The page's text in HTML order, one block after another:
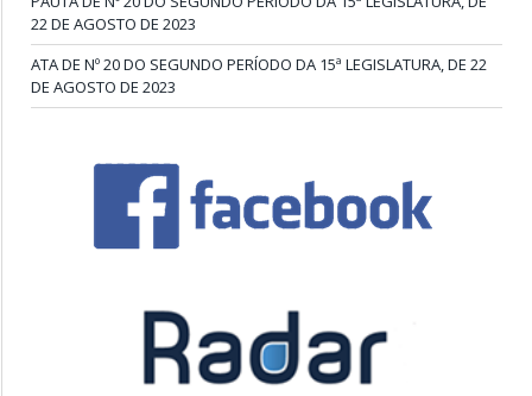
22 DE AGOSTO DE 2023
ATA DE Nº 20 DO SEGUNDO PERÍODO DA 15ª LEGISLATURA, DE 22
DE AGOSTO DE 2023